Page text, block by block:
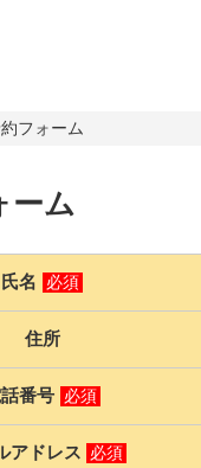
フォーム
ーム
氏名 必須
住所
番号 必須
アドレス 必須